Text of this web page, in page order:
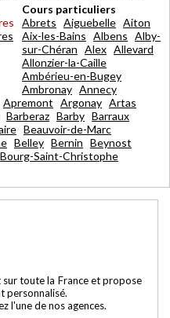
Cours particuliers
Abrets Aiguebelle Aiton
Aix-les-Bains Albens Alby-
sur-Chéran Alex Allevard
Allonzier-la-Caille
Ambérieu-en-Bugey
Ambronay Annecy
Apremont Argonay Artas
Barberaz Barby Barraux
Beauvoir-de-Marc
Belley Bernin Beynost
Bourg-Saint-Christophe
toute la France et propose
personnalisé.
l'une de nos agences.